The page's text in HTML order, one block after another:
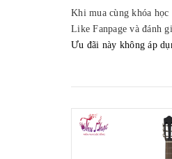
Khi mua cùng khóa
Like Fanpage và đánh
Ưu đãi này không áp